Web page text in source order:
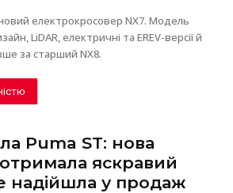
електрокросовер NX7. Модель
LiDAR, електричні та EREV-версії й
за старший NX8.
Puma ST: нова
яскравий
надійшла у продаж